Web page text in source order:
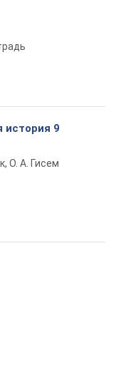
история 9
О. А. Гисем